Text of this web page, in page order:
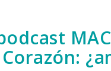
Corazón: